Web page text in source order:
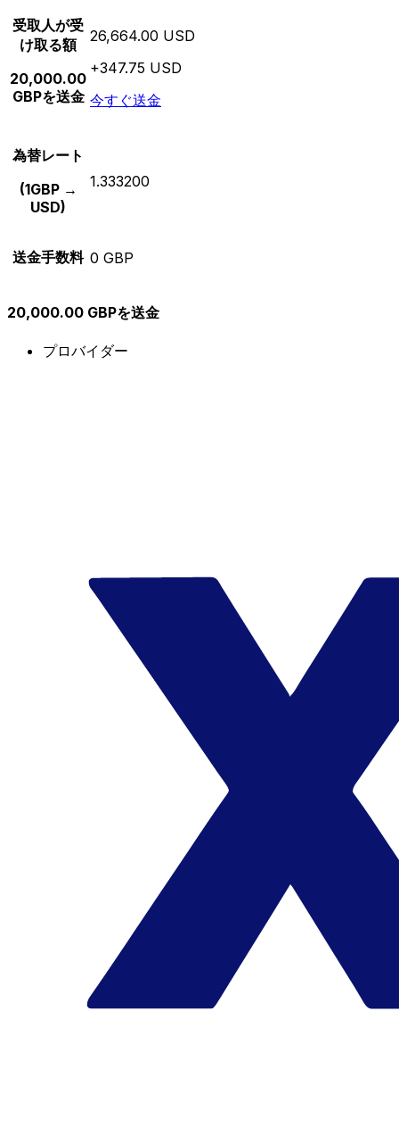
受取人が受
け取る額
20,000.00
GBPを送金
26,664.00 USD
+347.75 USD
今すぐ送金
為替レート
(1GBP →
USD)
1.333200
送金手数料 0 GBP
20,000.00 GBPを送金
プロバイダー